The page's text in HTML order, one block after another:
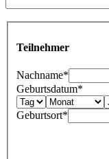
Teilnehmer
Nachname*
Geburtsdatum*
Geburtsort*